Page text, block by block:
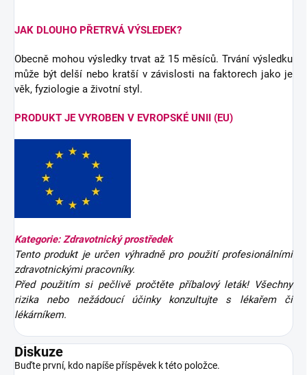
JAK DLOUHO PŘETRVÁ VÝSLEDEK?
Obecně mohou výsledky trvat až 15 měsíců. Trvání výsledku
může být delší nebo kratší v závislosti na faktorech jako je
věk, fyziologie a životní styl.
PRODUKT JE VYROBEN V EVROPSKÉ UNII (EU)
Kategorie: Zdravotnický prostředek
Tento produkt je určen výhradně pro použití profesionálními
zdravotnickými pracovníky.
Před použitím si pečlivě pročtěte příbalový leták! Všechny
rizika nebo nežádoucí účinky konzultujte s lékařem či
lékárníkem.
Diskuze
Buďte první, kdo napíše příspěvek k této položce.